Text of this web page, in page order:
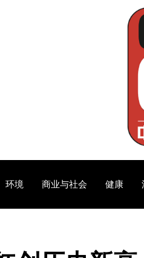
环境 商业与社会 健康